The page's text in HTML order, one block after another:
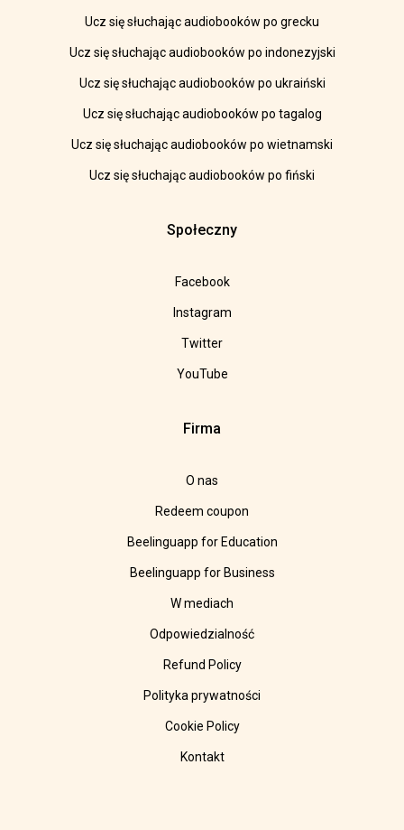
Ucz się słuchając audiobooków po grecku
Ucz się słuchając audiobooków po indonezyjski
Ucz się słuchając audiobooków po ukraiński
Ucz się słuchając audiobooków po tagalog
Ucz się słuchając audiobooków po wietnamski
Ucz się słuchając audiobooków po fiński
Społeczny
Facebook
Instagram
Twitter
YouTube
Firma
O nas
Redeem coupon
Beelinguapp for Education
Beelinguapp for Business
W mediach
Odpowiedzialność
Refund Policy
Polityka prywatności
Cookie Policy
Kontakt